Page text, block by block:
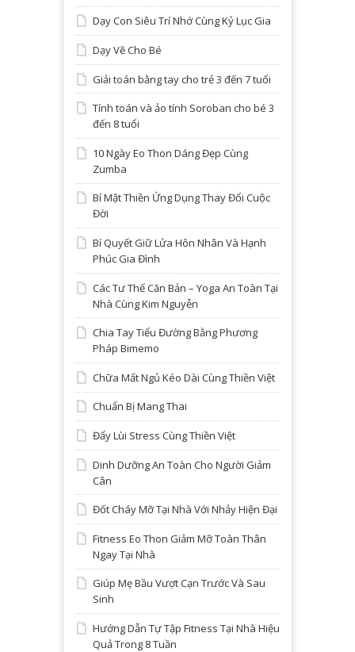
Dạy Con Siêu Trí Nhớ Cùng Kỷ Lục Gia
Dạy Vẽ Cho Bé
Giải toán bằng tay cho trẻ 3 đến 7 tuổi
Tính toán và ảo tính Soroban cho bé 3
đến 8 tuổi
10 Ngày Eo Thon Dáng Đẹp Cùng
Zumba
Bí Mật Thiền Ứng Dụng Thay Đổi Cuộc
Đời
Bí Quyết Giữ Lửa Hôn Nhân Và Hạnh
Phúc Gia Đình
Các Tư Thế Căn Bản – Yoga An Toàn Tại
Nhà Cùng Kim Nguyễn
Chia Tay Tiểu Đường Bằng Phương
Pháp Bimemo
Chữa Mất Ngủ Kéo Dài Cùng Thiền Việt
Chuẩn Bị Mang Thai
Đẩy Lùi Stress Cùng Thiền Việt
Dinh Dưỡng An Toàn Cho Người Giảm
Cân
Đốt Cháy Mỡ Tại Nhà Với Nhảy Hiện Đại
Fitness Eo Thon Giảm Mỡ Toàn Thân
Ngay Tại Nhà
Giúp Mẹ Bầu Vượt Cạn Trước Và Sau
Sinh
Hướng Dẫn Tự Tập Fitness Tại Nhà Hiệu
Quả Trong 8 Tuần